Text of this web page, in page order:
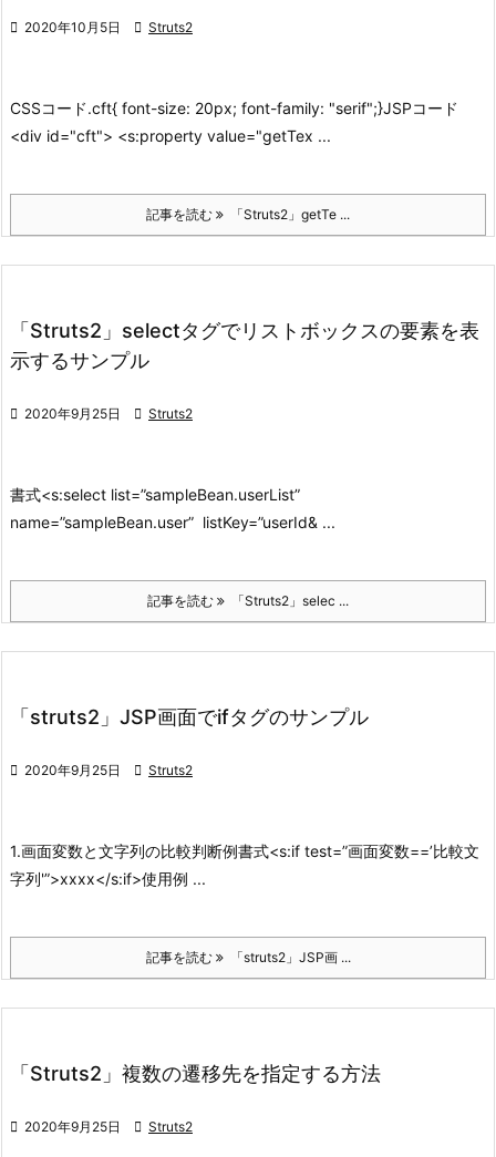
 2020年10月5日  Struts2
CSSコード.cft{ font-size: 20px; font-family: "serif";}JSPコード
<div id="cft"> <s:property value="getTex ...
記事を読む 「Struts2」getTe ...
「Struts2」selectタグでリストボックスの要素を表
示するサンプル
 2020年9月25日  Struts2
書式<s:select list=”sampleBean.userList”
name=”sampleBean.user” listKey=”userId& ...
記事を読む 「Struts2」selec ...
「struts2」JSP画面でifタグのサンプル
 2020年9月25日  Struts2
1.画面変数と文字列の比較判断例書式<s:if test=”画面変数==’比較文
字列'”>xxxx</s:if>使用例 ...
記事を読む 「struts2」JSP画 ...
「Struts2」複数の遷移先を指定する方法
 2020年9月25日  Struts2